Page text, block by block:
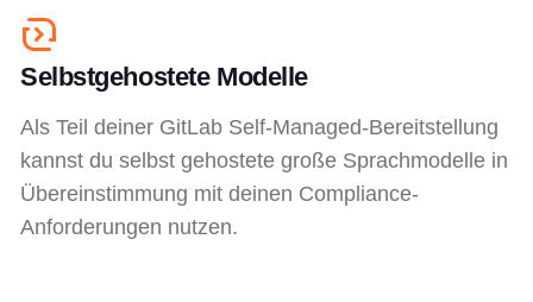
Selbstgehostete Modelle
Als Teil deiner GitLab Self-Managed-Bereitstellung
kannst du selbst gehostete große Sprachmodelle in
Übereinstimmung mit deinen Compliance-
Anforderungen nutzen.